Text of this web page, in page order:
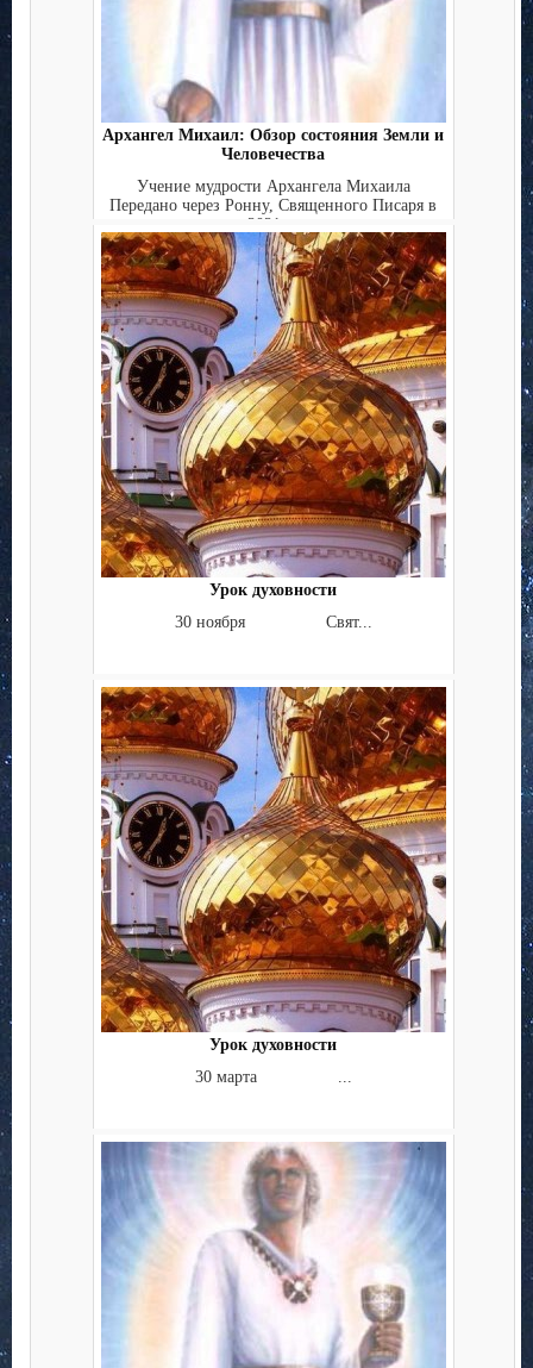
Архангел Михаил: Обзор состояния Земли и
Человечества
Учение мудрости Архангела Михаила
Передано через Ронну, Священного Писаря в
июне 2021г. . . . ....
Урок духовности
30 ноября Свят...
Урок духовности
30 марта ...